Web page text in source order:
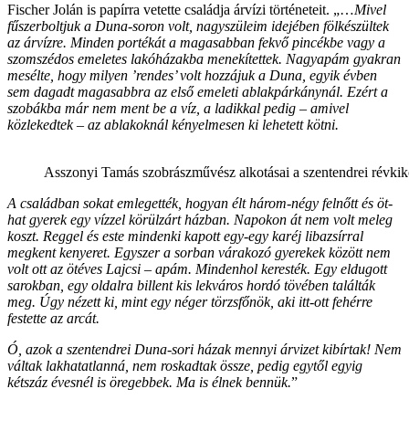
Fischer Jolán is papírra vetette családja árvízi történeteit. „…Mivel
fűszerboltjuk a Duna-soron volt, nagyszüleim idejében fölkészültek
az árvízre. Minden portékát a magasabban fekvő pincékbe vagy a
szomszédos emeletes lakóházakba menekítettek. Nagyapám gyakran
mesélte, hogy milyen ’rendes’ volt hozzájuk a Duna, egyik évben
sem dagadt magasabbra az első emeleti ablakpárkánynál. Ezért a
szobákba már nem ment be a víz, a ladikkal pedig – amivel
közlekedtek – az ablakoknál kényelmesen ki lehetett kötni.
Asszonyi Tamás szobrászművész alkotásai a szentendrei
A családban sokat emlegették, hogyan élt három-négy felnőtt és öt-
hat gyerek egy vízzel körülzárt házban. Napokon át nem volt meleg
koszt. Reggel és este mindenki kapott egy-egy karéj libazsírral
megkent kenyeret. Egyszer a sorban várakozó gyerekek között nem
volt ott az ötéves Lajcsi – apám. Mindenhol keresték. Egy eldugott
sarokban, egy oldalra billent kis lekváros hordó tövében találták
meg. Úgy nézett ki, mint egy néger törzsfőnök, aki itt-ott fehérre
festette az arcát.
Ó, azok a szentendrei Duna-sori házak mennyi árvizet kibírtak! Nem
váltak lakhatatlanná, nem roskadtak össze, pedig egytől egyig
kétszáz évesnél is öregebbek. Ma is élnek bennük.”